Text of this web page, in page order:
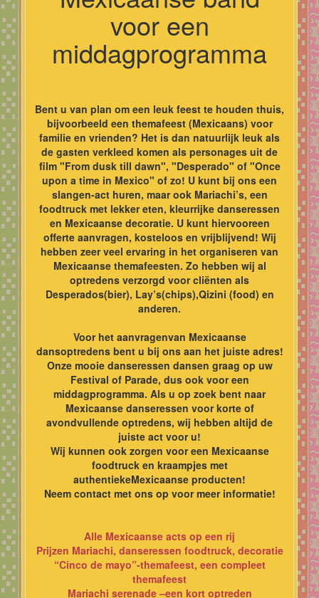
voor een
middagprogramma
Bent u van plan om een leuk feest te houden thuis,
bijvoorbeeld een themafeest (Mexicaans) voor
familie en vrienden? Het is dan natuurlijk leuk als
de gasten verkleed komen als personages uit de
film "From dusk till dawn", "Desperado" of "Once
upon a time in Mexico" of zo! U kunt bij ons een
slangen-act huren, maar ook Mariachi’s, een
foodtruck met lekker eten, kleurrijke danseressen
en Mexicaanse decoratie. U kunt hiervooreen
offerte aanvragen, kosteloos en vrijblijvend! Wij
hebben zeer veel ervaring in het organiseren van
Mexicaanse themafeesten. Zo hebben wij al
optredens verzorgd voor cliënten als
Desperados(bier), Lay’s(chips),Qizini (food) en
anderen.
Voor het aanvragenvan Mexicaanse
dansoptredens bent u bij ons aan het juiste adres!
Onze mooie danseressen dansen graag op uw
Festival of Parade, dus ook voor een
middagprogramma. Als u op zoek bent naar
Mexicaanse danseressen voor korte of
avondvullende optredens, wij hebben altijd de
juiste act voor u!
Wij kunnen ook zorgen voor een Mexicaanse
foodtruck en kraampjes met
authentiekeMexicaanse producten!
Neem contact met ons op voor meer informatie!
Alle Mexicaanse acts op een rij
Prijzen Mariachi, danseressen foodtruck, decoratie
“Cinco de mayo”-themafeest, een compleet
themafeest
Mariachi serenade –een kort optreden